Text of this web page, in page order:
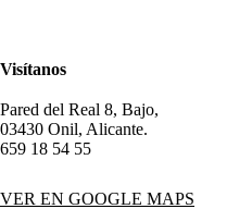
Visítanos
Pared del Real 8, Bajo,
03430 Onil, Alicante.
659 18 54 55
VER EN GOOGLE MAPS